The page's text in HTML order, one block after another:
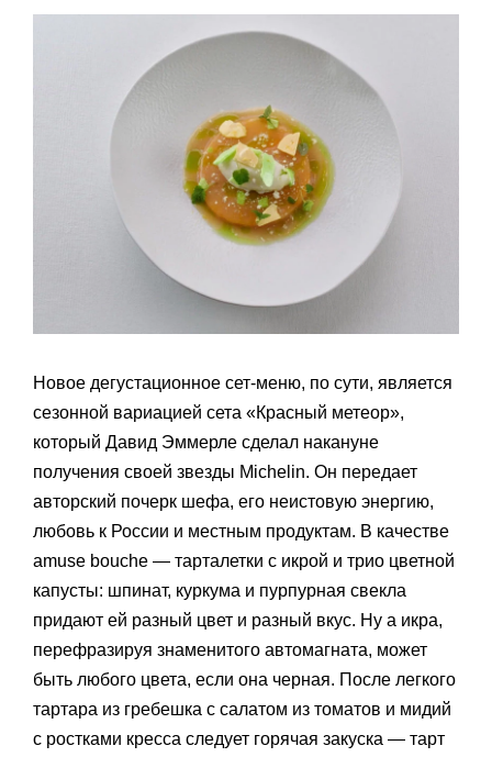
Новое дегустационное сет-меню, по сути, является
сезонной вариацией сета «Красный метеор»,
который Давид Эммерле сделал накануне
получения своей звезды Michelin. Он передает
авторский почерк шефа, его неистовую энергию,
любовь к России и местным продуктам. В качестве
amuse bouche — тарталетки с икрой и трио цветной
капусты: шпинат, куркума и пурпурная свекла
придают ей разный цвет и разный вкус. Ну а икра,
перефразируя знаменитого автомагната, может
быть любого цвета, если она черная. После легкого
тартара из гребешка с салатом из томатов и мидий
с ростками кресса следует горячая закуска — тарт